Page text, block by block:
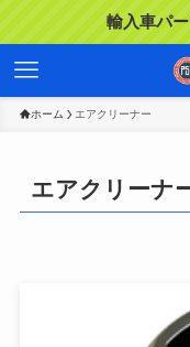
輸入車パ
ホーム エアクリーナー
エアクリーナ